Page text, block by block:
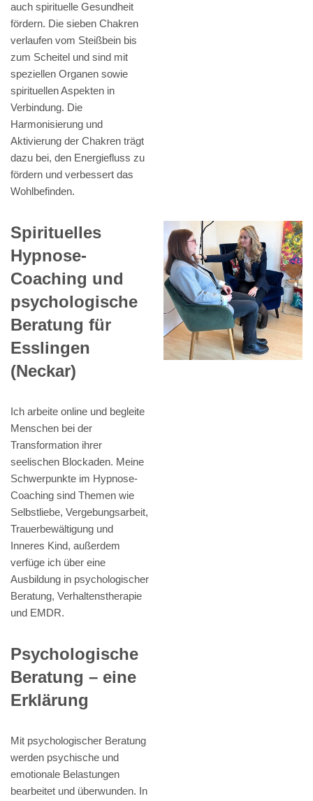
auch spirituelle Gesundheit
fördern. Die sieben Chakren
verlaufen vom Steißbein bis
zum Scheitel und sind mit
speziellen Organen sowie
spirituellen Aspekten in
Verbindung. Die
Harmonisierung und
Aktivierung der Chakren trägt
dazu bei, den Energiefluss zu
fördern und verbessert das
Wohlbefinden.
Spirituelles
Hypnose-
Coaching und
psychologische
Beratung für
Esslingen
(Neckar)
Ich arbeite online und begleite
Menschen bei der
Transformation ihrer
seelischen Blockaden. Meine
Schwerpunkte im Hypnose-
Coaching sind Themen wie
Selbstliebe, Vergebungsarbeit,
Trauerbewältigung und
Inneres Kind, außerdem
verfüge ich über eine
Ausbildung in psychologischer
Beratung, Verhaltenstherapie
und EMDR.
Psychologische
Beratung – eine
Erklärung
Mit psychologischer Beratung
werden psychische und
emotionale Belastungen
bearbeitet und überwunden. In